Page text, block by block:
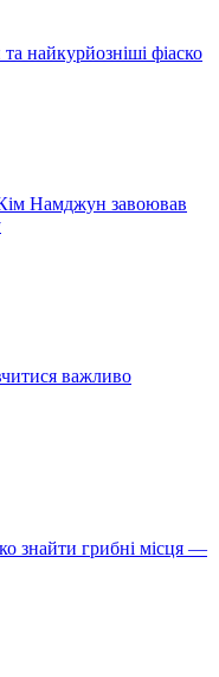
найкурйозніші фіаско
Намджун завоював
важливо
знайти грибні місця —